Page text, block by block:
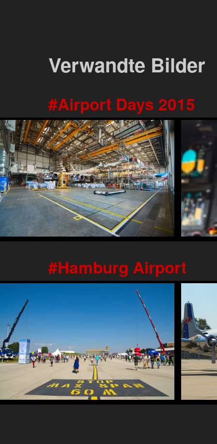
Verwandte Bilder
Airport Days 2015
Hamburg Airport